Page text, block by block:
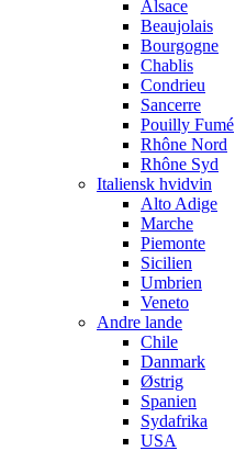
Alsace
Beaujolais
Bourgogne
Chablis
Condrieu
Sancerre
Pouilly Fumé
Rhône Nord
Rhône Syd
Italiensk hvidvin
Alto Adige
Marche
Piemonte
Sicilien
Umbrien
Veneto
Andre lande
Chile
Danmark
Østrig
Spanien
Sydafrika
USA